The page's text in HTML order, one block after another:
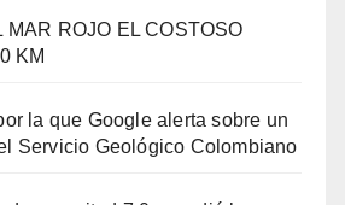
MAR ROJO EL COSTOSO
KM
la que Google alerta sobre un
Servicio Geológico Colombiano